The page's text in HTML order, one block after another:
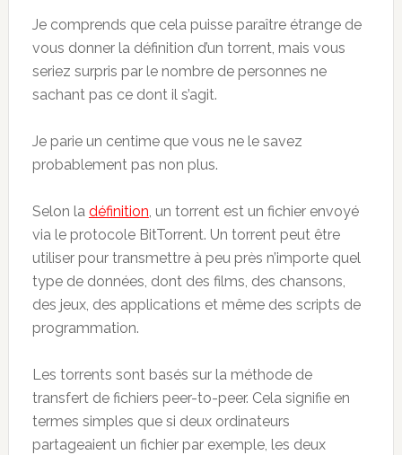
Je comprends que cela puisse paraître étrange de
vous donner la définition d’un torrent, mais vous
seriez surpris par le nombre de personnes ne
sachant pas ce dont il s’agit.
Je parie un centime que vous ne le savez
probablement pas non plus.
Selon la définition , un torrent est un fichier envoyé
via le protocole BitTorrent. Un torrent peut être
utiliser pour transmettre à peu près n’importe quel
type de données, dont des films, des chansons,
des jeux, des applications et même des scripts de
programmation.
Les torrents sont basés sur la méthode de
transfert de fichiers peer-to-peer. Cela signifie en
termes simples que si deux ordinateurs
partageaient un fichier par exemple, les deux